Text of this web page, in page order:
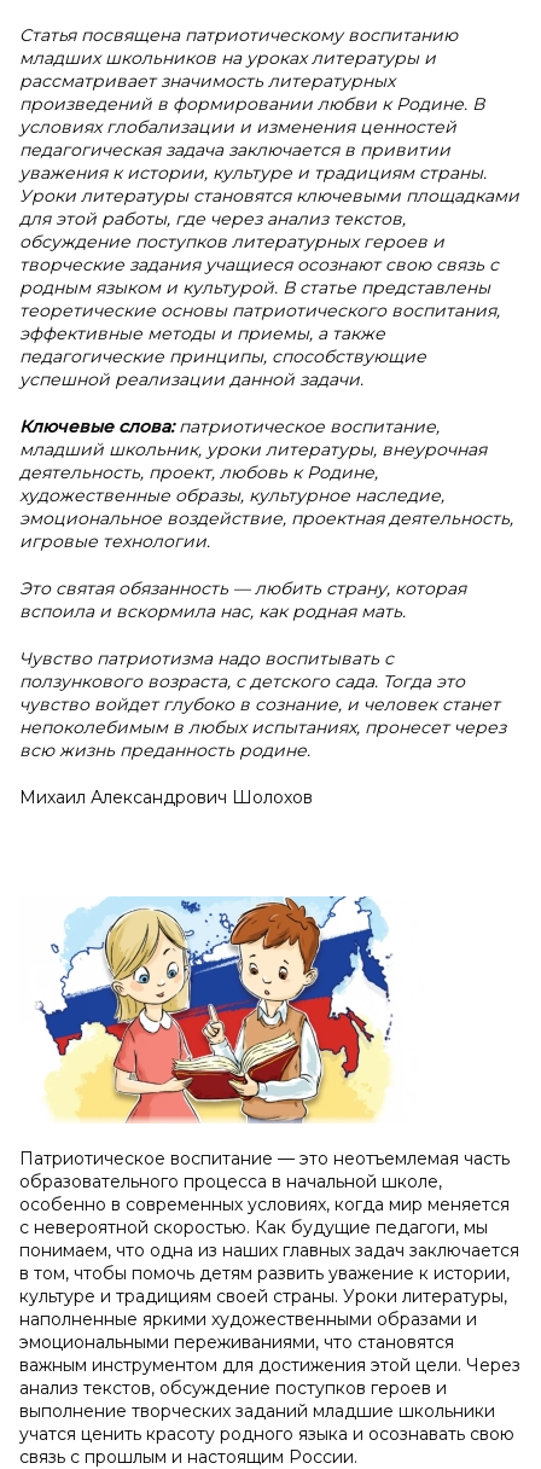
Статья посвящена патриотическому воспитанию
младших школьников на уроках литературы и
рассматривает значимость литературных
произведений в формировании любви к Родине. В
условиях глобализации и изменения ценностей
педагогическая задача заключается в привитии
уважения к истории, культуре и традициям страны.
Уроки литературы становятся ключевыми площадками
для этой работы, где через анализ текстов,
обсуждение поступков литературных героев и
творческие задания учащиеся осознают свою связь с
родным языком и культурой. В статье представлены
теоретические основы патриотического воспитания,
эффективные методы и приемы, а также
педагогические принципы, способствующие
успешной реализации данной задачи.
Ключевые слова:патриотическое воспитание,
младший школьник, уроки литературы, внеурочная
деятельность, проект, любовь к Родине,
художественные образы, культурное наследие,
эмоциональное воздействие, проектная деятельность,
игровые технологии.
Это святая обязанность — любить страну, которая
вспоила и вскормила нас, как родная мать.
Чувство патриотизма надо воспитывать с
ползункового возраста, с детского сада. Тогда это
чувство войдет глубоко в сознание, и человек станет
непоколебимым в любых испытаниях, пронесет через
всю жизнь преданность родине.
Михаил Александрович Шолохов
Патриотическое воспитание — это неотъемлемая часть
образовательного процесса в начальной школе,
особенно в современных условиях, когда мир меняется
с невероятной скоростью. Как будущие педагоги, мы
понимаем, что одна из наших главных задач заключается
в том, чтобы помочь детям развить уважение к истории,
культуре и традициям своей страны. Уроки литературы,
наполненные яркими художественными образами и
эмоциональными переживаниями, что становятся
важным инструментом для достижения этой цели. Через
анализ текстов, обсуждение поступков героев и
выполнение творческих заданий младшие школьники
учатся ценить красоту родного языка и осознавать свою
связь с прошлым и настоящим России.